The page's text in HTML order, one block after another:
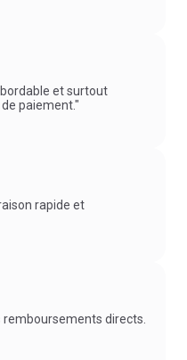
et surtout
paiement."
rapide et
directs.